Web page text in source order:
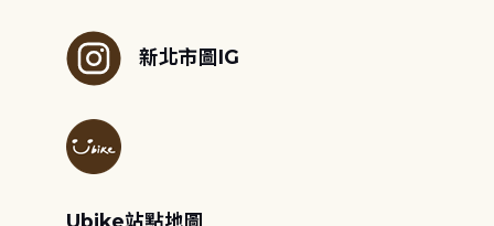
新北市圖IG
Ubike站點地圖